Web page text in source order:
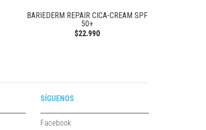
BARIEDERM REPAIR CICA-CREAM SPF
50+
$22.990
SÍGUENOS
Facebook